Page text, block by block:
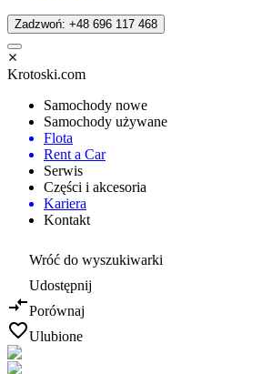
Zadzwoń: +48 696 117 468
Krotoski.com
Samochody nowe
Samochody używane
Flota
Rent a Car
Serwis
Części i akcesoria
Kariera
Kontakt
Wróć do wyszukiwarki
Udostępnij
Porównaj
Ulubione